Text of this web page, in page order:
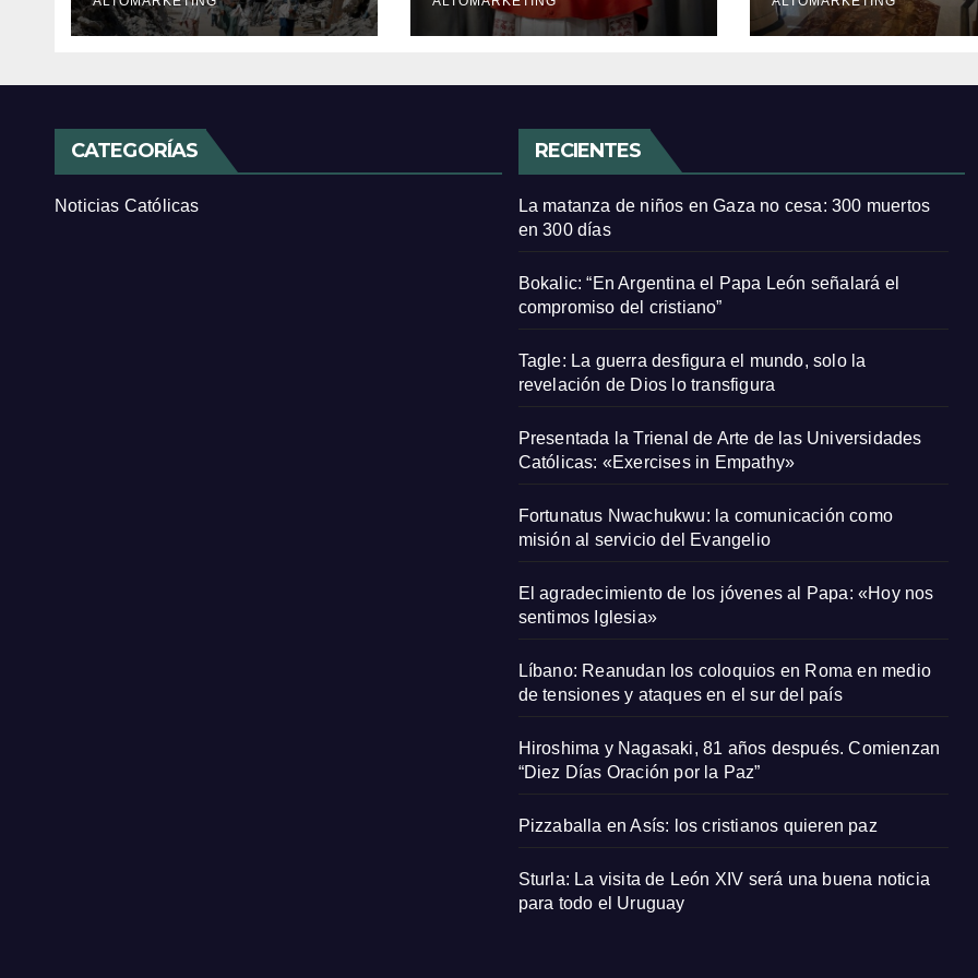
cristiano”
CATEGORÍAS
Noticias Católicas
RECIENTES
La matanza de niños en Gaza no cesa: 300 muertos
en 300 días
Bokalic: “En Argentina el Papa León señalará el
compromiso del cristiano”
Tagle: La guerra desfigura el mundo, solo la
revelación de Dios lo transfigura
Presentada la Trienal de Arte de las Universidades
Católicas: «Exercises in Empathy»
Fortunatus Nwachukwu: la comunicación como
misión al servicio del Evangelio
El agradecimiento de los jóvenes al Papa: «Hoy nos
sentimos Iglesia»
Líbano: Reanudan los coloquios en Roma en medio
de tensiones y ataques en el sur del país
Hiroshima y Nagasaki, 81 años después. Comienzan
“Diez Días Oración por la Paz”
Pizzaballa en Asís: los cristianos quieren paz
Sturla: La visita de León XIV será una buena noticia
para todo el Uruguay